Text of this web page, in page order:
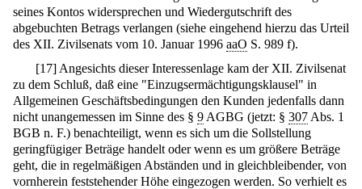
seines Kontos widersprechen und Wiedergutschrift des
abgebuchten Betrags verlangen (siehe eingehend hierzu das Urteil
des XII. Zivilsenats vom 10. Januar 1996 aaO S. 989 f).
[17] Angesichts dieser Interessenlage kam der XII. Zivilsenat
zu dem Schluß, daß eine "Einzugsermächtigungsklausel" in
Allgemeinen Geschäftsbedingungen den Kunden jedenfalls dann
nicht unangemessen im Sinne des § 9 AGBG (jetzt: § 307 Abs. 1
BGB n. F.) benachteiligt, wenn es sich um die Sollstellung
geringfügiger Beträge handelt oder wenn es um größere Beträge
geht, die in regelmäßigen Abständen und in gleichbleibender, von
vornherein feststehender Höhe eingezogen werden. So verhielt es